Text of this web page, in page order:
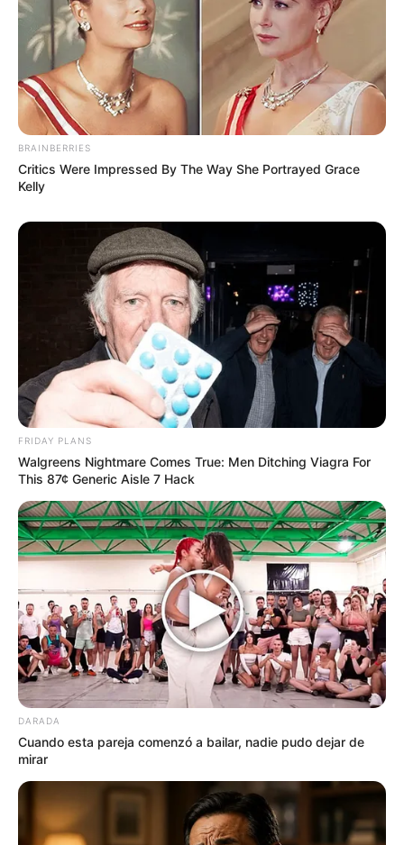
BRAINBERRIES
Critics Were Impressed By The Way She Portrayed Grace
Kelly
FRIDAY PLANS
Walgreens Nightmare Comes True: Men Ditching Viagra For
This 87¢ Generic Aisle 7 Hack
DARADA
Cuando esta pareja comenzó a bailar, nadie pudo dejar de
mirar